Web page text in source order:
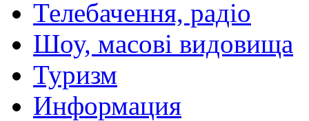
Телебачення, радіо
Шоу, масові видовища
Туризм
Информация